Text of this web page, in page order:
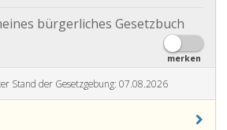
bürgerliches Gesetzbuch
merken
Stand der Gesetzgebung: 07.08.2026